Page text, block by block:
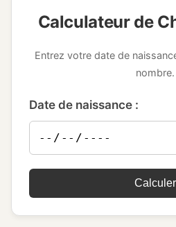
Calculateur de
Entrez votre date de
nombre.
Date de naissance :
Calculer